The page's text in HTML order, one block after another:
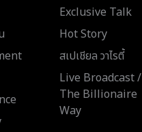
Exclusive Talk
Hot Story
สเปเชียล วาไรตี้
Live Broadcast /
The Billionaire
Way